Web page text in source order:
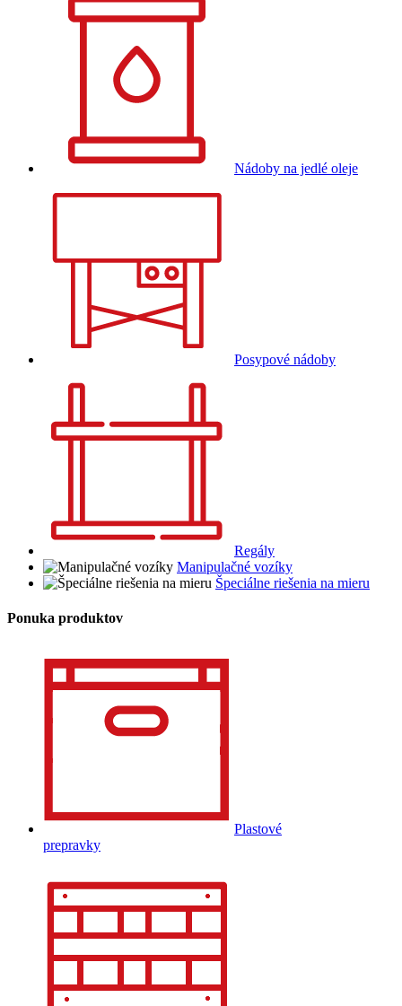
Nádoby na jedlé oleje
Posypové nádoby
Regály
Manipulačné vozíky
Špeciálne riešenia na mieru
Ponuka produktov
Plastové
prepravky